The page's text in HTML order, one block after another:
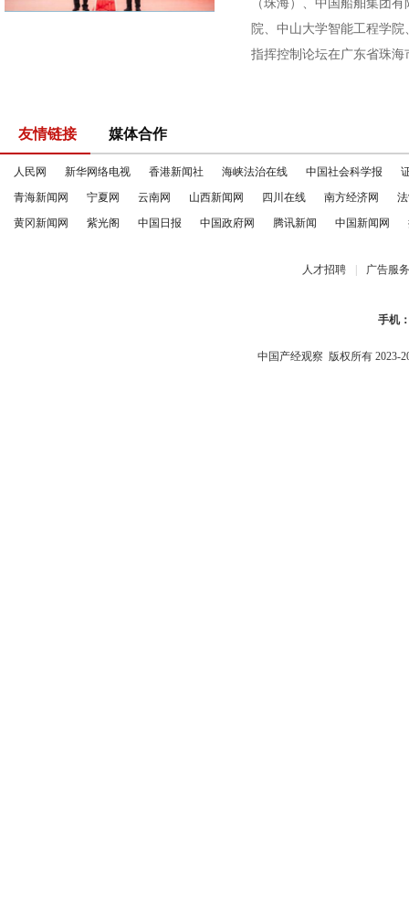
（珠海）、中国船舶集团
院、中山大学智能工程学
指挥控制论坛在广东省珠
友情链接 媒体合作
人民网 新华网络电视 香港新闻社 海峡法治在线 中国社会科学报
青海新闻网
宁夏网 云南网 山西新闻网 四川在线 南方经济网
黄冈新闻网
紫光阁 中国日报 中国政府网 腾讯新闻 中国新闻网
人才招聘 广告服务
手机
中国产经观察 版权所有 2023-